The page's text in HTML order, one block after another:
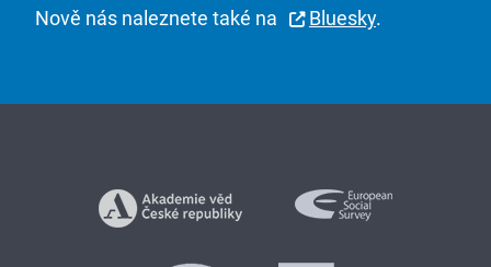
Nově nás naleznete také na Bluesky.